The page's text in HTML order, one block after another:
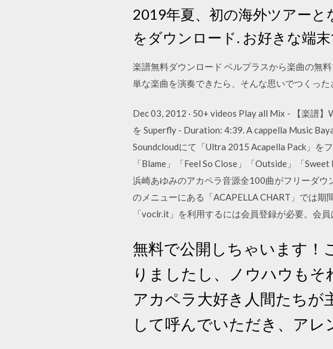
2019年夏、初の海外ツアーと
をダウンロード. お好きな端末
楽譜無料ダウンロード ベルプラスから楽曲の無
単な楽曲を演奏できたら、そんな思いでつくった
Dec 03, 2012 · 50+ videos Play all Mix - 【楽譜
を Superfly - Duration: 4:39. A cappella Music
Soundcloudにて「Ultra 2015 Acapella Pack」を
「Blame」「Feel So Close」「Outside」「
浜崎あゆみのアカペラ音源全100曲がフリーダ
のメニューにある「ACAPELLA CHART」では期
「voclr.it」を利用するには会員登録が必要。会
無料で公開しちゃいます！
りましたし、ノウハウもそ
アカペラ大好き人間たちが
して呼んでいただき、アレ